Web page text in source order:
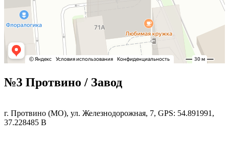
№3 Протвино / Завод
г. Протвино (МО), ул. Железнодорожная, 7, GPS: 54.891991,
37.228485 В